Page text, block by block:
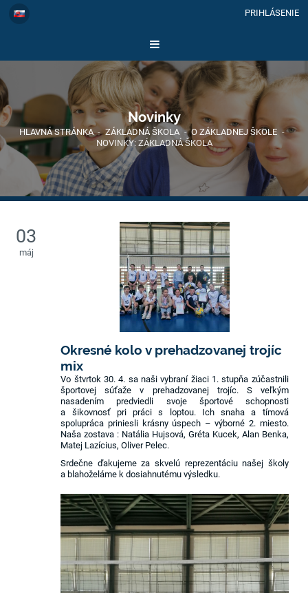
PRIHLÁSENIE
Novinky
HLAVNÁ STRÁNKA - ZÁKLADNÁ ŠKOLA - O ZÁKLADNEJ ŠKOLE -
NOVINKY: ZÁKLADNÁ ŠKOLA
03
máj
Okresné kolo v prehadzovanej trojíc
mix
Vo štvrtok 30. 4. sa naši vybraní žiaci 1. stupňa zúčastnili
športovej súťaže v prehadzovanej trojíc. S veľkým
nasadením predviedli svoje športové schopnosti
a šikovnosť pri práci s loptou. Ich snaha a tímová
spolupráca priniesli krásny úspech – výborné 2. miesto.
Naša zostava : Natália Hujsová, Gréta Kucek, Alan Benka,
Matej Lazícius, Oliver Pelec.
Srdečne ďakujeme za skvelú reprezentáciu našej školy
a blahoželáme k dosiahnutému výsledku.